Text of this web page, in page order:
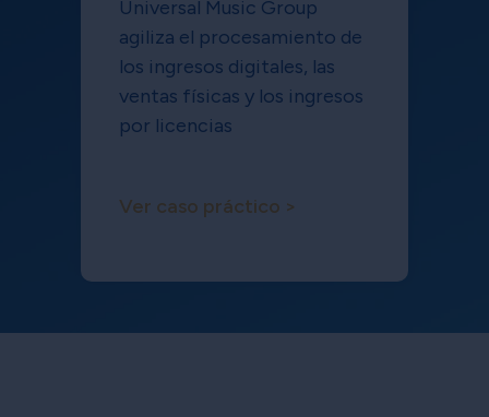
Universal Music Group
agiliza el procesamiento de
los ingresos digitales, las
ventas físicas y los ingresos
por licencias
Ver caso práctico >